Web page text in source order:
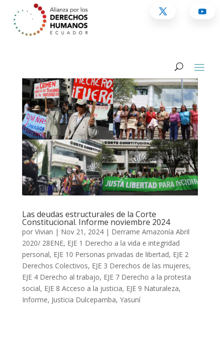
Las deudas estructurales de la Corte
Constitucional. Informe noviembre 2024
por Vivian | Nov 21, 2024| Derrame Amazonía Abril
2020/ 28ENE, EJE 1 Derecho a la vida e integridad
personal, EJE 10 Personas privadas de libertad, EJE 2
Derechos Colectivos, EJE 3 Derechos de las mujeres,
EJE 4 Derecho al trabajo, EJE 7 Derecho a la protesta
social, EJE 8 Acceso a la justicia, EJE 9 Naturaleza,
Informe, Justicia Dulcepamba, Yasuní